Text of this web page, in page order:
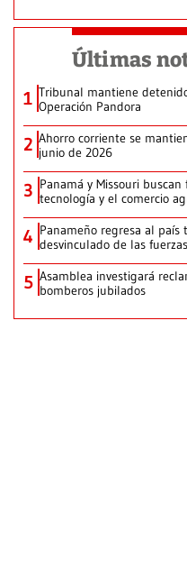
Últimas
1 Tribunal mantiene
Operación Pandora
2 Ahorro corriente se
junio de 2026
3 Panamá y Missouri
tecnología y el comercio
4 Panameño regresa al país
desvinculado de las
5 Asamblea investigará
bomberos jubilados